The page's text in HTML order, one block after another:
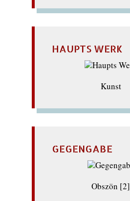
HAUPTS WERK
Kunst
GEGENGABE
Obszön [2]